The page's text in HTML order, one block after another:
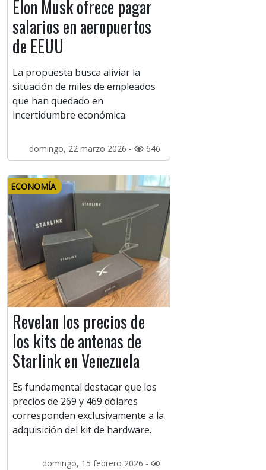
Elon Musk ofrece pagar
salarios en aeropuertos
de EEUU
La propuesta busca aliviar la
situación de miles de empleados
que han quedado en
incertidumbre económica.
domingo, 22 marzo 2026 - 646
ECONOMÍA
Revelan los precios de
los kits de antenas de
Starlink en Venezuela
Es fundamental destacar que los
precios de 269 y 469 dólares
corresponden exclusivamente a la
adquisición del kit de hardware.
domingo, 15 febrero 2026 -